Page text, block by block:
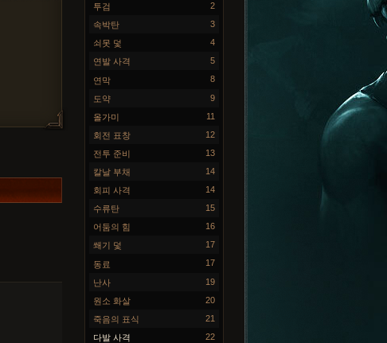
투검 2
속박탄 3
쇠못 덫 4
연발 사격 5
연막 8
도약 9
올가미 11
회전 표창 12
전투 준비 13
칼날 부채 14
회피 사격 14
수류탄 15
어둠의 힘 16
쐐기 덫 17
동료 17
난사 19
원소 화살 20
죽음의 표식 21
다발 사격 22